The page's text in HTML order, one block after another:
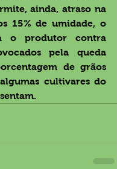
ainda, atraso na
15% de umidade, o
o produtor contra
pela queda
de grãos
cultivares do